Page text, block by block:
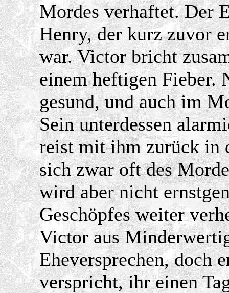
Mordes verhaftet. Der
Henry, der kurz zuvor
war. Victor bricht
einem heftigen Fieber.
gesund, und auch im
Sein unterdessen
reist mit ihm zurück in
sich zwar oft des
wird aber nicht
Geschöpfes weiter
Victor aus
Eheversprechen, doch
verspricht, ihr einen